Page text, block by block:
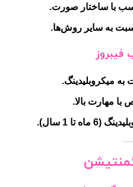
با ساختار صورت.
به سایر روش‌ها.
فیبروز
به میکروبلیدینگ.
با مهارت بالا.
تا 1 سال).